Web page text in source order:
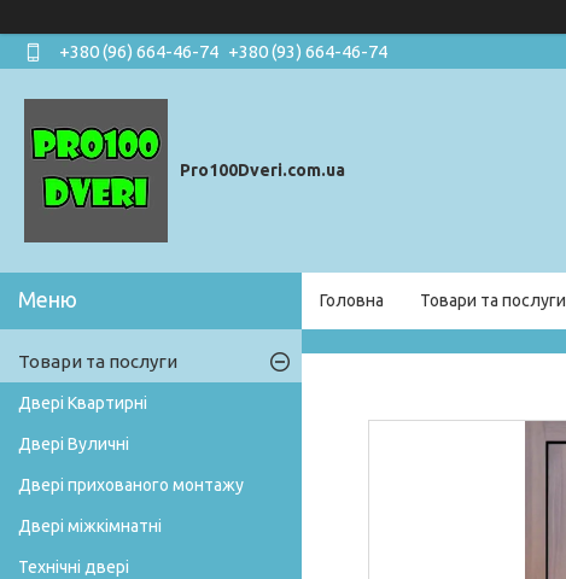
+380 (96) 664-46-74 +380 (93) 664-46-74
Pro100Dveri.com.ua
Головна Товари та послуги
Товари та послуги
Двері Квартирні
Двері Вуличні
Двері прихованого монтажу
Двері міжкімнатні
Технічні двері